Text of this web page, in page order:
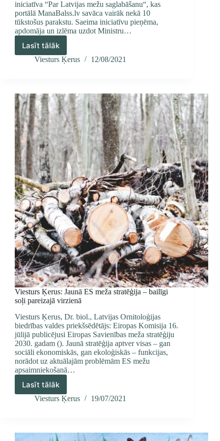
iniciatīva “Par Latvijas mežu saglabāšanu“, kas
portālā ManaBalss.lv savāca vairāk nekā 10
tūkstošus parakstu. Saeima iniciatīvu pieņēma,
apdomāja un izlēma uzdot Ministru…
Lasīt tālāk
Viesturs
Ķerus:
Ministru
kabinetu?
Viesturs Ķerus 12/08/2021
Viesturs Ķerus: Jaunā ES meža stratēģija – bailīgi
soļi pareizajā virzienā
Viesturs Ķerus, Dr. biol., Latvijas Ornitoloģijas
biedrības valdes priekšsēdētājs: Eiropas Komisija 16.
jūlijā publicējusi Eiropas Savienības meža stratēģiju
2030. gadam (). Jaunā stratēģija aptver visas – gan
sociāli ekonomiskās, gan ekoloģiskās – funkcijas,
norādot uz aktuālajām problēmām ES mežu
apsaimniekošanā…
Lasīt tālāk
Viesturs
Ķerus:
stratēģija
Viesturs Ķerus 19/07/2021